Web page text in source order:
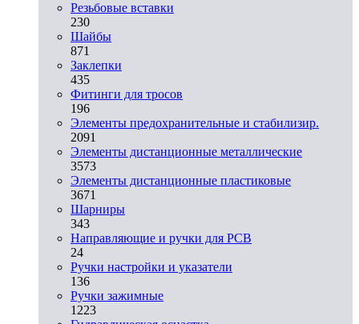
Резьбовые вставки
230
Шайбы
871
Заклепки
435
Фитинги для тросов
196
Элементы предохранительные и стабилизир.
2091
Элементы дистанционные металлические
3573
Элементы дистанционные пластиковые
3671
Шарниры
343
Направляющие и ручки для PCB
24
Ручки настройки и указатели
136
Ручки зажимные
1223